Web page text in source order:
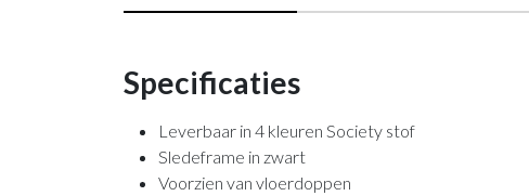
Specificaties
Leverbaar in 4 kleuren Society stof
Sledeframe in zwart
Voorzien van vloerdoppen